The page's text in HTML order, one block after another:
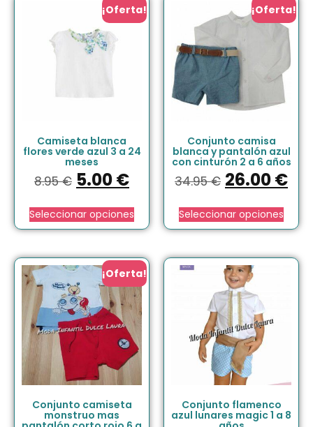
¡Oferta!
Camiseta blanca
flores verde azul 3 a 24
meses
8.95€ 5.00€
Seleccionar opciones
¡Oferta!
Conjunto camisa
blanca y pantalón azul
con cinturón 2 a 6 años
34.95€ 26.00€
Seleccionar opciones
¡Oferta!
Conjunto camiseta
monstruo mas
Conjunto flamenco
azul lunares magic 1 a 8